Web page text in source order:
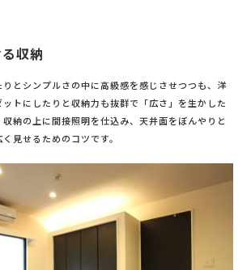
収納
とシンプルさの中に高級感を感じさせつつも、洋
トにしたりと収納力も抜群で「広さ」を生かした
納の上に間接照明を仕込み、天井面をぼんやりと
見せるためのコツです。